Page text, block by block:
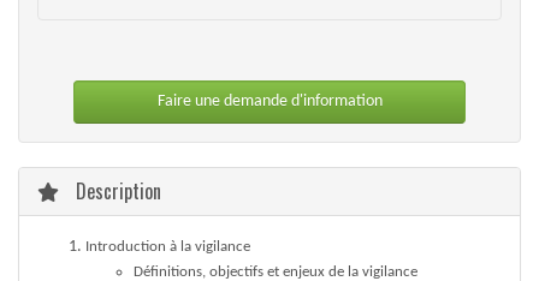
Faire une demande d'information
Description
Introduction à la vigilance
Définitions, objectifs et enjeux de la vigilance